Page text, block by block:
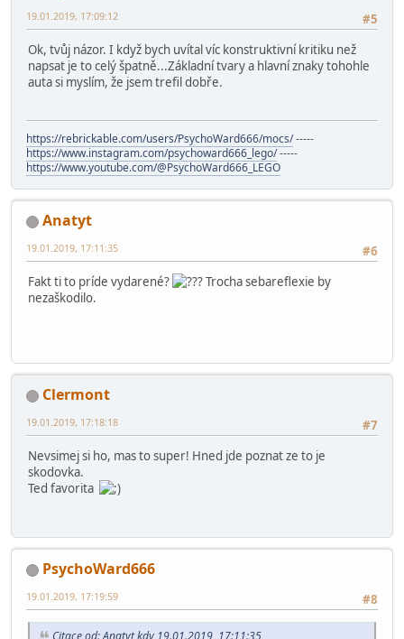
#5
19.01.2019, 17:09:12
Ok, tvůj názor. I když bych uvítal víc konstruktivní kritiku než
napsat je to celý špatně...Základní tvary a hlavní znaky tohohle
auta si myslím, že jsem trefil dobře.
https://rebrickable.com/users/PsychoWard666/mocs/-----
https://www.instagram.com/psychoward666_lego/-----
https://www.youtube.com/@PsychoWard666_LEGO
Anatyt
#6
19.01.2019, 17:11:35
Fakt ti to príde vydarené?
Trocha sebareflexie by
nezaškodilo.
Clermont
#7
19.01.2019, 17:18:18
Nevsimej si ho, mas to super! Hned jde poznat ze to je
skodovka.
Ted favorita
PsychoWard666
#8
19.01.2019, 17:19:59